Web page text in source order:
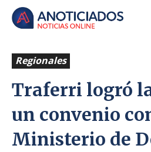
Regionales
Traferri logró
un convenio
Ministerio de